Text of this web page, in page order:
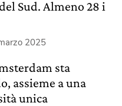
Sud. Almeno 28 i
2025
sta
assieme a una
unica